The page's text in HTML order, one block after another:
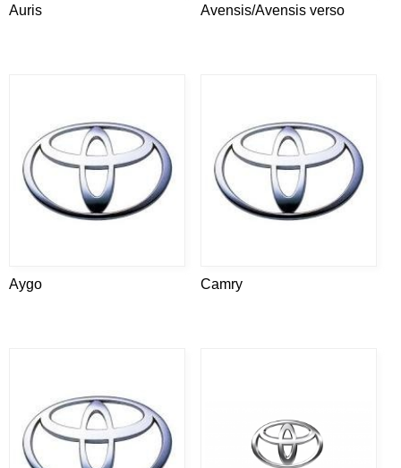
Auris Avensis/Avensis verso
Aygo Camry